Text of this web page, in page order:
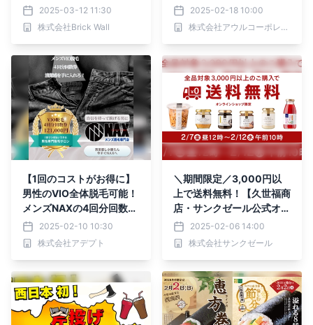
店に誕生！
2025-03-12 11:30
株式会社Brick Wall
ーポンキャンペーン』全プ
ラン対象／京都府京丹後市
佳松苑グループ
2025-02-18 10:00
株式会社アウルコーポレーション
【1回のコストがお得に】
男性のVIO全体脱毛可能！
メンズNAXの4回分回数
券！2025-02-10 10:30
株式会社アデプト
＼期間限定／3,000円以
上で送料無料！【久世福商
店・サンクゼール公式オン
ラインショップ限定】
2025-02-06 14:00
株式会社サンクゼール